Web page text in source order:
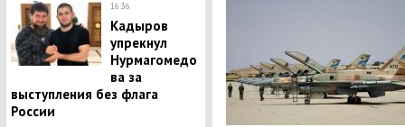
16:36
Кадыров
упрекнул
Нурмагомедо
ва за
выступления без флага
России